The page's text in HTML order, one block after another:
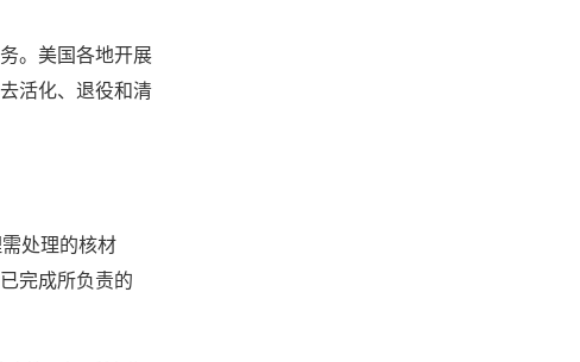
。美国各地开展
活化、退役和清
处理的核材
完成所负责的